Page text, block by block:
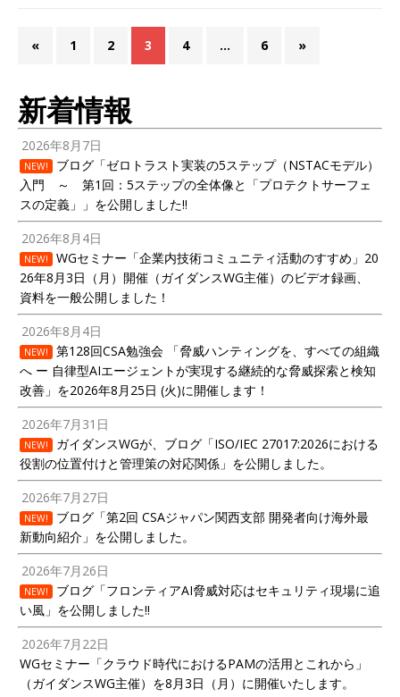
« 1 2 3 4 … 6 »
新着情報
2026年8月7日
NEW!
ブログ「ゼロトラスト実装の5ステップ（NSTACモデル）
入門 ～ 第1回：5ステップの全体像と「プロテクトサーフェ
スの定義」」を公開しました!!
2026年8月4日
NEW!
WGセミナー「企業内技術コミュニティ活動のすすめ」20
26年8月3日（月）開催（ガイダンスWG主催）のビデオ録画、
資料を一般公開しました！
2026年8月4日
NEW!
第128回CSA勉強会 「脅威ハンティングを、すべての組織
へ ー 自律型AIエージェントが実現する継続的な脅威探索と検知
改善」を2026年8月25日 (火)に開催します！
2026年7月31日
NEW!
ガイダンスWGが、ブログ「ISO/IEC 27017:2026における
役割の位置付けと管理策の対応関係」を公開しました。
2026年7月27日
NEW!
ブログ「第2回 CSAジャパン関西支部 開発者向け海外最
新動向紹介」を公開しました。
2026年7月26日
NEW!
ブログ「フロンティアAI脅威対応はセキュリティ現場に追
い風」を公開しました!!
2026年7月22日
WGセミナー「クラウド時代におけるPAMの活用とこれから」
（ガイダンスWG主催）を8月3日（月）に開催いたします。